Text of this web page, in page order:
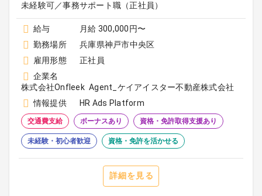
未経験可／事務サポート職（正社員）
給与
月給 300,000円〜
勤務場所
兵庫県神戸市中央区
雇用形態
正社員
企業名
株式会社Onfleek Agent_ケイアイスター不動産株式会社
情報提供
HR Ads Platform
交通費支給 ボーナスあり 資格・免許取得支援あり
未経験・初心者歓迎 資格・免許を活かせる
詳細を見る